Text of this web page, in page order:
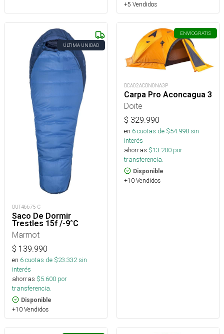
+5 Vendidos
ÚLTIMA UNIDAD
OUT46675-C
Saco De Dormir
Trestles 15f /-9°C
Marmot
$ 139.990
en 6cuotas de $23.332sin
interés
ahorras $5.600 por
transferencia.
Disponible
+10 Vendidos
ENVÍOGRATIS
DCA02ACON0NA3P
Carpa Pro Aconcagua 3
Doite
$ 329.990
en 6cuotas de $54.998sin
interés
ahorras $13.200 por
transferencia.
Disponible
+10 Vendidos